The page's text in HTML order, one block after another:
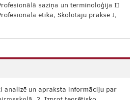
saziņa un terminoloģija II
ētika, Skolotāju prakse I,
analizē un apraksta informāciju par